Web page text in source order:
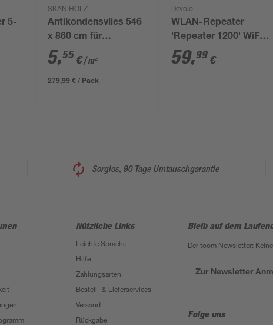
5-
SKAN HOLZ
Antikondensvlies 546
x 860 cm für
Trapezblech-
Dachplatten
5,55 €/ m²
279,99 € / Pack
Devolo
WLAN-Repeater
'Repeater 1200' WiFi 5
2,4/5 GHz 1200 Mbit/s
59,99 €
Sorglos, 90 Tage Umtauschgarantie
Nützliche Links
Leichte Sprache
Hilfe
Zahlungsarten
Bestell- & Lieferservices
Versand
Rückgabe
Bleib auf dem
Der toom Newsletter:
Zur Newsletter
Folge uns